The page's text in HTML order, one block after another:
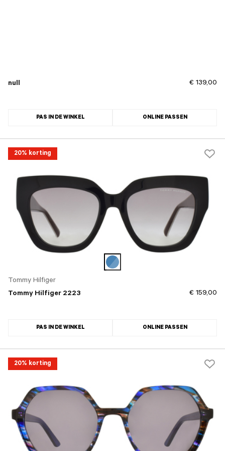
null € 139,00
PAS IN DE WINKEL ONLINE PASSEN
20% korting
Tommy Hilfiger
Tommy Hilfiger 2223
€ 159,00
PAS IN DE WINKEL ONLINE PASSEN
20% korting